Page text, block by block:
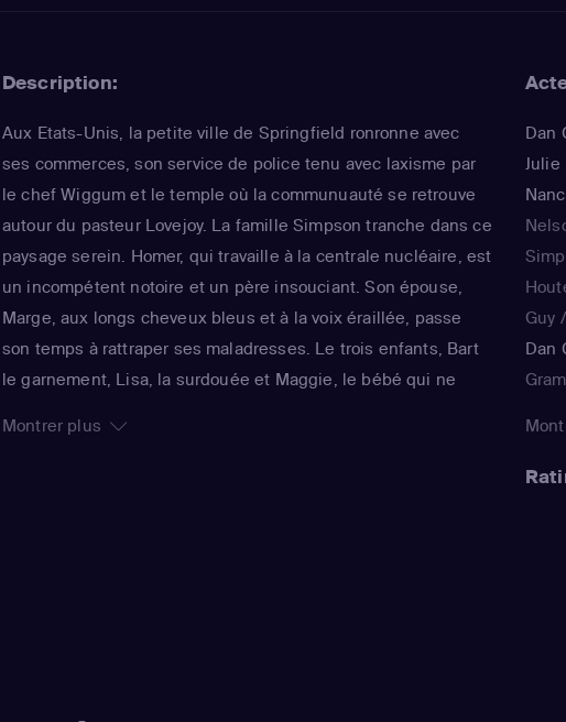
Description:
Aux Etats-Unis, la petite ville de Springfield ronronne avec
ses commerces, son service de police tenu avec laxisme par
le chef Wiggum et le temple où la communuauté se retrouve
autour du pasteur Lovejoy. La famille Simpson tranche dans ce
paysage serein. Homer, qui travaille à la centrale nucléaire, est
un incompétent notoire et un père insouciant. Son épouse,
Marge, aux longs cheveux bleus et à la voix éraillée, passe
son temps à rattraper ses maladresses. Le trois enfants, Bart
le garnement, Lisa, la surdouée et Maggie, le bébé qui ne
foyer. La série impertinente de Matt Groening, qui a déjà fêté
Montrer plus
Dan
Julie
Guy
Dan